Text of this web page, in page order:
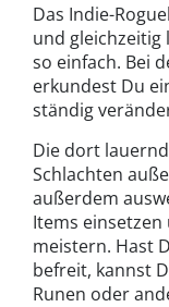
Das Indie-
und
so einfach. Bei
erkundest Du
ständig
Die dort
Schlachten
außerdem
Items
meistern. Hast
befreit, kannst
Runen oder